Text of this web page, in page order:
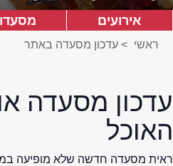
אירועים
ראשי > עדכון מסעדה באתר
עדכון מסעדה
האוכל
ראית מסעדה חדשה שלא מופיעה